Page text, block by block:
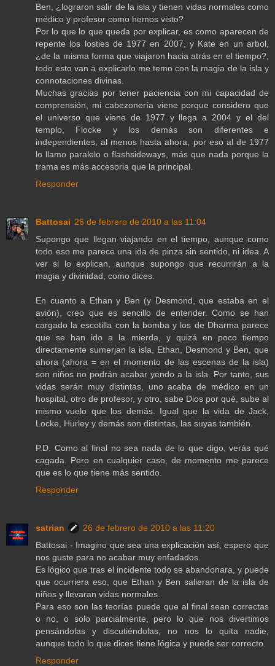
Ben, ¿lograron salir de la isla y tienen vidas normales como
médico y profesor como hemos visto?
Por lo que lo que queda por explicar, es como aparecen de
repente los losties de 1977 en 2007, y Kate en un arbol,
¿de la misma forma que viajaron hacia atrás en el tiempo?,
todo esto van a explicarlo me temo con la magia de la isla y
connotaciones divinas.
Muchas gracias por tener paciencia con mi capacidad de
comprensión, mi cabezonería viene porque considero que
el universo que viene de 1977 y llega a 2004 y el del
templo, Flocke y los demás son diferentes e
independientes, al menos hasta ahora, por eso al de 1977
lo llamo paralelo o flashsideways, más que nada porque la
trama es más accesoria que la principal.
Responder
Battosai 26 de febrero de 2010 a las 11:04
Supongo que llegan viajando en el tiempo, aunque como
todo eso me parece una ida de pinza sin sentido, ni idea. A
ver si lo explican, aunque supongo que recurrirán a la
magia y divinidad, como dices.
En cuanto a Ethan y Ben (y Desmond, que estaba en el
avión), creo que es sencillo de entender. Como se han
cargado la escotilla con la bomba y los de Dharma parece
que se han ido a la mierda, y quizá en poco tiempo
directamente sumerjan la isla, Ethan, Desmond y Ben, que
ahora (ahora = en el momento de las escenas de la isla)
son niños no podrán acabar yendo a la isla. Por tanto, sus
vidas serán muy distintas, uno acaba de médico en un
hospital, otro de profesor, y otro, sabe Dios por qué, sube al
mismo vuelo que los demás. Igual que la vida de Jack,
Locke, Hurley y demás son distintas, las suyas también.
P.D. Como al final no sea nada de lo que digo, verás qué
cagada. Pero en cualquier caso, de momento me parece
que es lo que tiene más sentido.
Responder
satrian
26 de febrero de 2010 a las 11:20
Battosai - Imagino que sea una explicación así, espero que
nos guste para no acabar muy enfadados.
Es lógico que tras el incidente todo se abandonara, y puede
que ocurriera eso, que Ethan y Ben salieran de la isla de
niños y llevaran vidas normales.
Para eso son las teorías puede que al final sean correctas
o no, o solo parcialmente, pero lo que nos divertimos
pensándolas y discutiéndolas, no nos lo quita nadie,
aunque todo lo que dices tiene lógica y puede ser correcto.
Responder